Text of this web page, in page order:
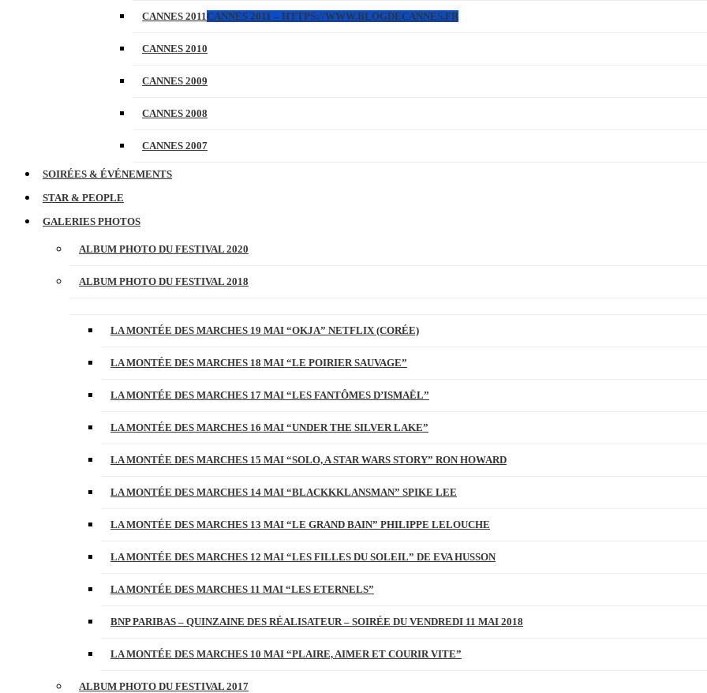
CANNES 2011CANNES 2011 – HTTPS://WWW.BLOGDECANNES.FR
CANNES 2010
CANNES 2009
CANNES 2008
CANNES 2007
SOIRÉES & ÉVÉNEMENTS
STAR & PEOPLE
GALERIES PHOTOS
ALBUM PHOTO DU FESTIVAL 2020
ALBUM PHOTO DU FESTIVAL 2018
LA MONTÉE DES MARCHES 19 MAI “OKJA” NETFLIX (CORÉE)
LA MONTÉE DES MARCHES 18 MAI “LE POIRIER SAUVAGE”
LA MONTÉE DES MARCHES 17 MAI “LES FANTÔMES D’ISMAËL”
LA MONTÉE DES MARCHES 16 MAI “UNDER THE SILVER LAKE”
LA MONTÉE DES MARCHES 15 MAI “SOLO, A STAR WARS STORY” RON HOWARD
LA MONTÉE DES MARCHES 14 MAI “BLACKKKLANSMAN” SPIKE LEE
LA MONTÉE DES MARCHES 13 MAI “LE GRAND BAIN” PHILIPPE LELOUCHE
LA MONTÉE DES MARCHES 12 MAI “LES FILLES DU SOLEIL” DE EVA HUSSON
LA MONTÉE DES MARCHES 11 MAI “LES ETERNELS”
BNP PARIBAS – QUINZAINE DES RÉALISATEUR – SOIRÉE DU VENDREDI 11 MAI 2018
LA MONTÉE DES MARCHES 10 MAI “PLAIRE, AIMER ET COURIR VITE”
ALBUM PHOTO DU FESTIVAL 2017